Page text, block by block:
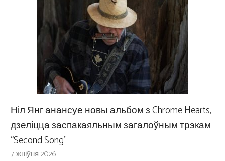
Ніл Янг анансуе новы альбом з Chrome Hearts,
дзеліцца заспакаяльным загалоўным трэкам
“Second Song”
7 жніўня 2026